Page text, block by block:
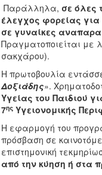
Παράλληλα, σε όλες
έλεγχος φορείας για
σε γυναίκες
Πραγματοποιείται με
σακχάρου).
Η πρωτοβουλία
Δοξιάδης».
Υγείας του Παιδιού
7ηςΥγειονομικής
Η εφαρμογή του
πρόσβαση σε
επιστημονική
από την κύηση ή στα